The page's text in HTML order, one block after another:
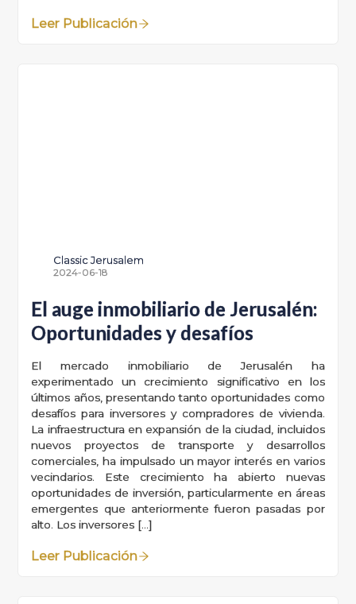
Leer Publicación
Classic Jerusalem
2024-06-18
El auge inmobiliario de Jerusalén:
Oportunidades y desafíos
El mercado inmobiliario de Jerusalén ha
experimentado un crecimiento significativo en los
últimos años, presentando tanto oportunidades como
desafíos para inversores y compradores de vivienda.
La infraestructura en expansión de la ciudad, incluidos
nuevos proyectos de transporte y desarrollos
comerciales, ha impulsado un mayor interés en varios
vecindarios. Este crecimiento ha abierto nuevas
oportunidades de inversión, particularmente en áreas
emergentes que anteriormente fueron pasadas por
alto. Los inversores […]
Leer Publicación